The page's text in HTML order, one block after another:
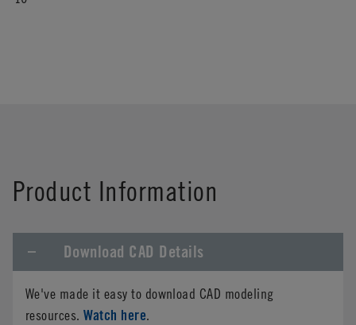
Product Information
Download CAD Details
We've made it easy to download CAD modeling
resources.Watch here.